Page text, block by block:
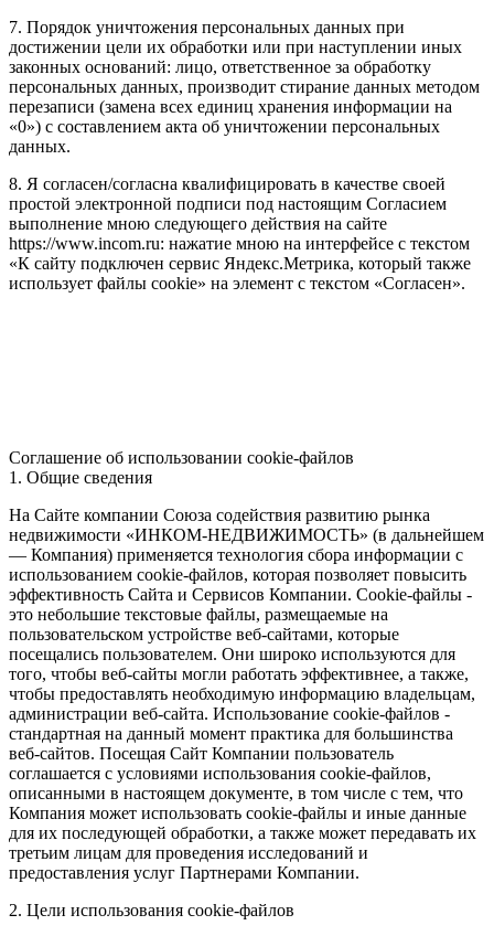
7. Порядок уничтожения персональных данных при
достижении цели их обработки или при наступлении иных
законных оснований: лицо, ответственное за обработку
персональных данных, производит стирание данных методом
перезаписи (замена всех единиц хранения информации на
«0») с составлением акта об уничтожении персональных
данных.
8. Я согласен/согласна квалифицировать в качестве своей
простой электронной подписи под настоящим Согласием
выполнение мною следующего действия на сайте
https://www.incom.ru: нажатие мною на интерфейсе с текстом
«К сайту подключен сервис Яндекс.Метрика, который также
использует файлы cookie» на элемент с текстом «Согласен».
Соглашение об использовании cookie-файлов
1. Общие сведения
На Сайте компании Союза содействия развитию рынка
недвижимости «ИНКОМ-НЕДВИЖИМОСТЬ» (в дальнейшем
— Компания) применяется технология сбора информации с
использованием cookie-файлов, которая позволяет повысить
эффективность Сайта и Сервисов Компании. Сookie-файлы -
это небольшие текстовые файлы, размещаемые на
пользовательском устройстве веб-сайтами, которые
посещались пользователем. Они широко используются для
того, чтобы веб-сайты могли работать эффективнее, а также,
чтобы предоставлять необходимую информацию владельцам,
администрации веб-сайта. Использование cookie-файлов -
стандартная на данный момент практика для большинства
веб-сайтов. Посещая Сайт Компании пользователь
соглашается с условиями использования cookie-файлов,
описанными в настоящем документе, в том числе с тем, что
Компания может использовать cookie-файлы и иные данные
для их последующей обработки, а также может передавать их
третьим лицам для проведения исследований и
предоставления услуг Партнерами Компании.
2. Цели использования cookie-файлов